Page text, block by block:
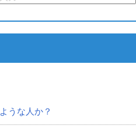
うな人か？